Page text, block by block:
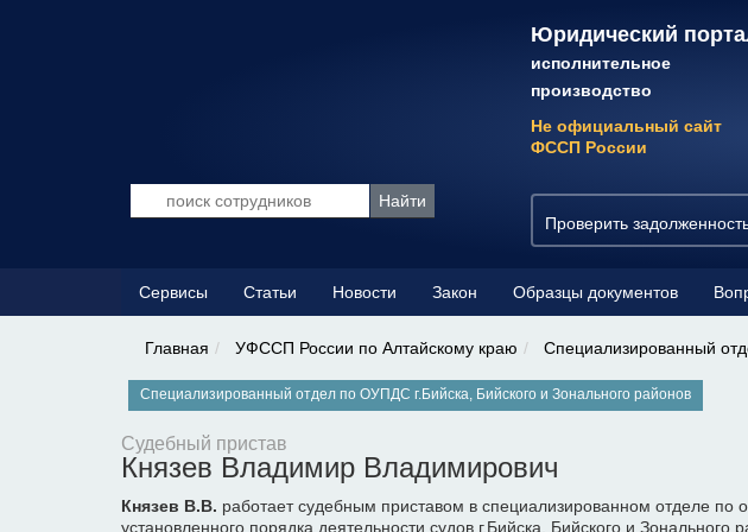
Юридический
исполнительное
производство
Не официальный сайт
ФССП России
Проверить
Сервисы Статьи Новости Закон Образцы документов
Главная УФССП России по Алтайскому краю Специализированный
Специализированный отдел по ОУПДС г.Бийска, Бийского и Зонального районов
Судебный пристав
Князев Владимир Владимирович
Князев В.В. работает судебным приставом в специализированном отделе по
установленного порядка деятельности судов г.Бийска, Бийского и Зонального